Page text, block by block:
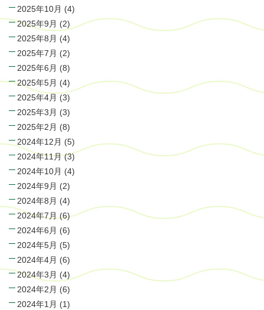
2025年10月 (4)
2025年9月 (2)
2025年8月 (4)
2025年7月 (2)
2025年6月 (8)
2025年5月 (4)
2025年4月 (3)
2025年3月 (3)
2025年2月 (8)
2024年12月 (5)
2024年11月(3)
2024年10月 (4)
2024年9月 (2)
2024年8月 (4)
2024年7月 (6)
2024年6月 (6)
2024年5月 (5)
2024年4月 (6)
2024年3月 (4)
2024年2月 (6)
2024年1月 (1)